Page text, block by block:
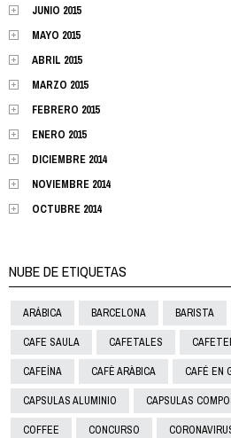
JUNIO 2015
MAYO 2015
ABRIL 2015
MARZO 2015
FEBRERO 2015
ENERO 2015
DICIEMBRE 2014
NOVIEMBRE 2014
OCTUBRE 2014
NUBE DE ETIQUETAS
ARÁBICA BARCELONA BARISTA
CAFE SAULA CAFETALES
CAFEÍNA CAFÈ ARÀBICA CAFÉ EN
CAPSULAS ALUMINIO CAPSULAS
COFFEE CONCURSO